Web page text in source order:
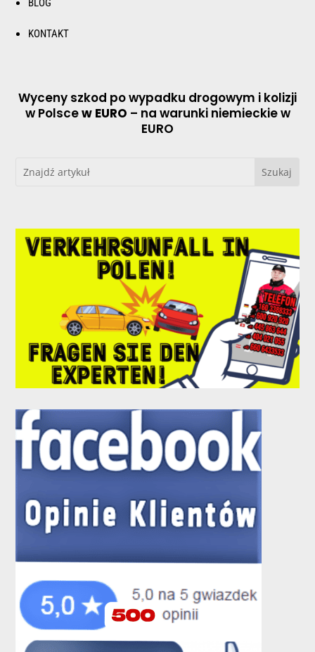
BLOG
KONTAKT
Wyceny szkod po wypadku drogowym i kolizji
w Polscew EURO – na warunki niemieckie w
EURO